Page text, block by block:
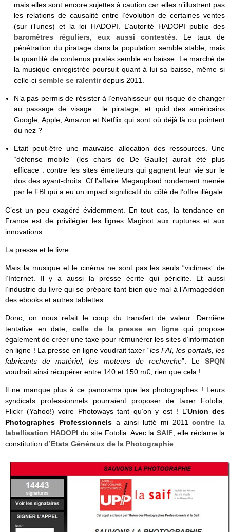
mais elles sont encore sujettes à caution car elles n’illustrent pas
les relations de causalité entre l’évolution de certaines ventes
(sur iTunes) et la loi HADOPI. L’autorité HADOPI publie des
baromètres réguliers, eux aussi contestés. Le taux de
pénétration du piratage dans la population semble stable, mais
la quantité de contenus piratés semble en baisse. Le marché de
la musique enregistrée poursuit quant à lui sa baisse, même si
celle-ci semble se ralentirdepuis 2011.
N’a pas permis de résister à l’envahisseur qui risque de changer
au passage de visage : le piratage, et quid des américains
Google, Apple, Amazon et Netflix qui sont où déjà là ou pointent
du nez ?
Etait peut-être une mauvaise allocation des ressources. Une
“défense mobile” (les chars de De Gaulle) aurait été plus
efficace : contre les sites émetteurs qui gagnent leur vie sur le
dos des ayant-droits. Cf l’affaire Megaupload rondement menée
par le FBI qui a eu un impact significatif du côté de l’offre illégale.
C’est un peu exagéré évidemment. En tout cas, la tendance en
France est de privilégier les lignes Maginot aux ruptures et aux
innovations.
La presse et le livre
Mais la musique et le cinéma ne sont pas les seuls “victimes” de
l’Internet. Il y a aussi la presse écrite qui périclite. Et aussi
l’industrie du livre qui se prépare tant bien que mal à l’Armageddon
des ebooks et autres tablettes.
Donc, on nous refait le coup du transfert de valeur. Dernière
tentative en date,celle de la presse en lignequi propose
également de créer une taxe pour rémunérer les sites d’information
en ligne ! La presse en ligne voudrait taxer “les FAI, les portails, les
fabricants de matériel, les moteurs de recherche”. Le SPQN
voudrait ainsi récupérer entre 140 et 150 m€, rien que cela !
Il ne manque plus à ce panorama que les photographes ! Leurs
syndicats professionnels pourraient proposer de taxer Fotolia,
Flickr (Yahoo!) voire Photoways tant qu’on y est ! L’Union des
Photographes Professionnels a ainsi lutté mi 2011contre la
labellisation HADOPI du site Fotolia. Avec la SAIF , elle réclame la
constitution d’Etats Généraux de la Photographie